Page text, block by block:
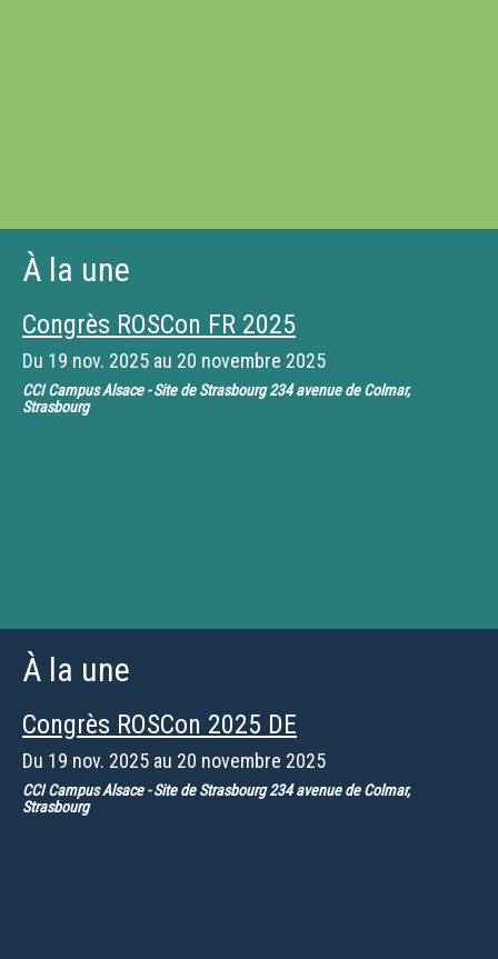
À la une
Congrès ROSCon FR 2025
Du 19 nov. 2025 au 20 novembre 2025
CCI Campus Alsace - Site de Strasbourg 234 avenue de Colmar,
Strasbourg
À la une
Congrès ROSCon 2025 DE
Du 19 nov. 2025 au 20 novembre 2025
CCI Campus Alsace - Site de Strasbourg 234 avenue de Colmar,
Strasbourg